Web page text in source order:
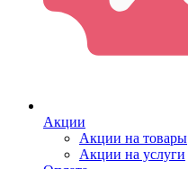
Акции
Акции на товары
Акции на услуги